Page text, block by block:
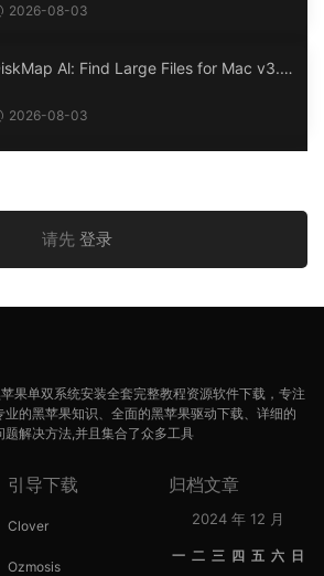
2026-08-03
Al: Find Large Files for Mac v3.1
2026-08-03
请先 登录
单双系统安装全套完整教程资源软件下载，专注
的黑苹果知识、全面的黑苹果驱动下载、详细的
解决方法,并且集合了众多工具
引导下载
Clover
Ozmosis
归档文章
2024 年 12 月
一 二 三 四 五 六 日